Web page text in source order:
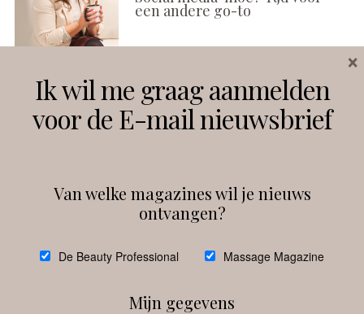
een andere go-to
Multifunctionele skincare wint
terrein
Facebook
Ik wil me graag aanmelden
voor de E-mail nieuwsbrief
Van welke magazines wil je nieuws
ontvangen?
De Beauty Professional Massage Magazine
Mijn gegevens
×